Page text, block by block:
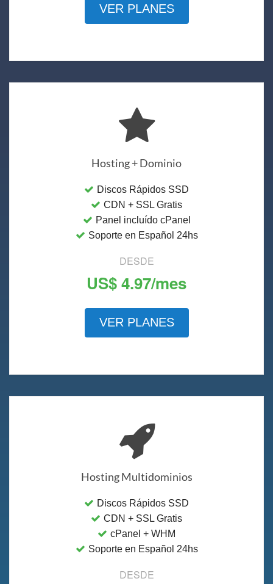
VER PLANES
Hosting + Dominio
Discos Rápidos SSD
CDN + SSL Gratis
Panel incluído cPanel
Soporte en Español 24hs
DESDE
US$ 4.97/mes
VER PLANES
Hosting Multidominios
Discos Rápidos SSD
CDN + SSL Gratis
cPanel + WHM
Soporte en Español 24hs
DESDE